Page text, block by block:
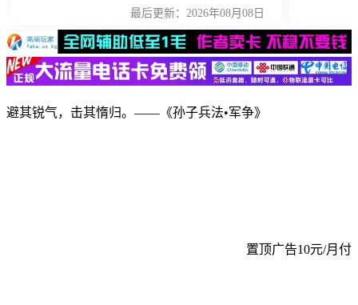
八强，国乒男单全军覆没无缘八强
备增加25亿美元
10
我国高端钢材迎来密集突破：比A4纸
还要薄，同时拥有高强度、高延展性
11
美国斯坦福科学家首次用AI设计出16
种全新病毒，用于感染细菌，不会对
人类构成威胁
最后更新：2026年08月08日
16
中
17
中
避其锐气，击其惰归。——《孙子兵法•军争》
置顶广告10元/月付